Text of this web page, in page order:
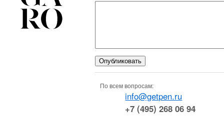
По всем вопросам:
info@getpen.ru
+7 (495) 268 06 94